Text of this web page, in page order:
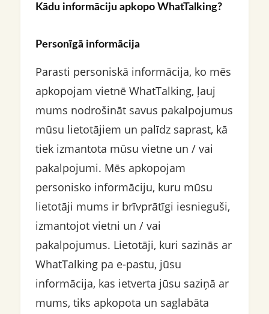
Kādu informāciju apkopo WhatTalking?
Personīgā informācija
Parasti personiskā informācija, ko mēs
apkopojam vietnē WhatTalking, ļauj
mums nodrošināt savus pakalpojumus
mūsu lietotājiem un palīdz saprast, kā
tiek izmantota mūsu vietne un / vai
pakalpojumi. Mēs apkopojam
personisko informāciju, kuru mūsu
lietotāji mums ir brīvprātīgi iesnieguši,
izmantojot vietni un / vai
pakalpojumus. Lietotāji, kuri sazinās ar
WhatTalking pa e-pastu, jūsu
informācija, kas ietverta jūsu saziņā ar
mums, tiks apkopota un saglabāta